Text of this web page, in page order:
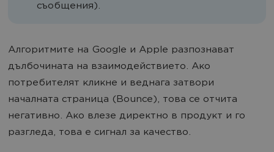
съобщения).
Алгоритмите на Google и Apple разпознават
дълбочината на взаимодействието. Ако
потребителят кликне и веднага затвори
началната страница (Bounce), това се отчита
негативно. Ако влезе директно в продукт и го
разгледа, това е сигнал за качество.